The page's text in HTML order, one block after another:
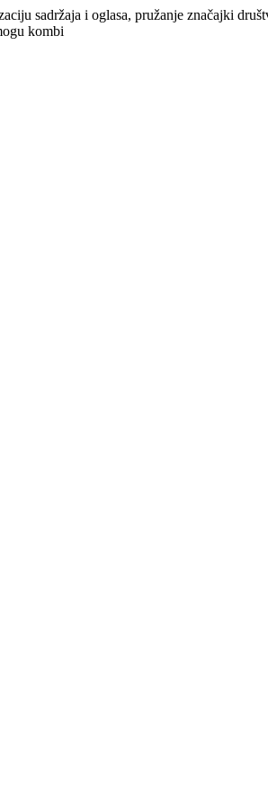
sadržaja i oglasa, pružanje značajki
kombi